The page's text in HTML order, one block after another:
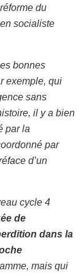
du
socialiste
bonnes
exemple, qui
sans
il y a bien
par la
par
d’un
cycle 4
de
dans la
mais qui